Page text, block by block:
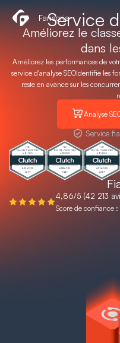
contenu
Fansoria
Service
Améliorez le
dans
Améliorez les performances de
service d'analyse SEOIdentifie les
reste en avance sur les
Analyse
Service
4,86/5 (42 213
Score de confiance